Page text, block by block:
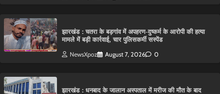
झारखंड : चतरा के बड़गांव में अपहरण-दुष्कर्म के आरोपी की हत्या
मामले में बड़ी कार्रवाई, चार पुलिसकर्मी सस्पेंड
NewsXpoz August 7, 2026 0
झारखंड : धनबाद के जालान अस्पताल में मरीज की मौत के बाद